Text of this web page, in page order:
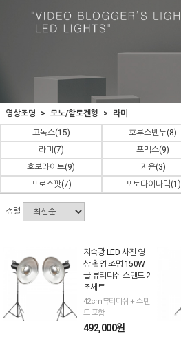
영상조명 모노/할로겐형
라미
고독스(15) 호루스벤누(8)
라미 (7) 포멕스(9)
호보라이트(9) 지윤(3)
프로스팟(7) 포토다이나믹(1)
정렬
지속광 LED 사진 영
상 촬영 조명 150W
급 뷰티디쉬 스탠드 2
조세트
42cm뷰티디쉬 + 스탠
드 포함
492,000원